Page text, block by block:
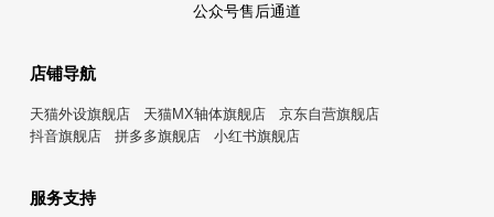
公众号售后通道
店铺导航
天猫外设旗舰店 天猫MX轴体旗舰店
京东自营旗舰店
抖音旗舰店
拼多多旗舰店 小红书旗舰店
服务支持